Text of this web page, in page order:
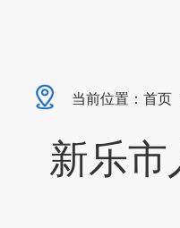
当前位置： 首页
新乐市